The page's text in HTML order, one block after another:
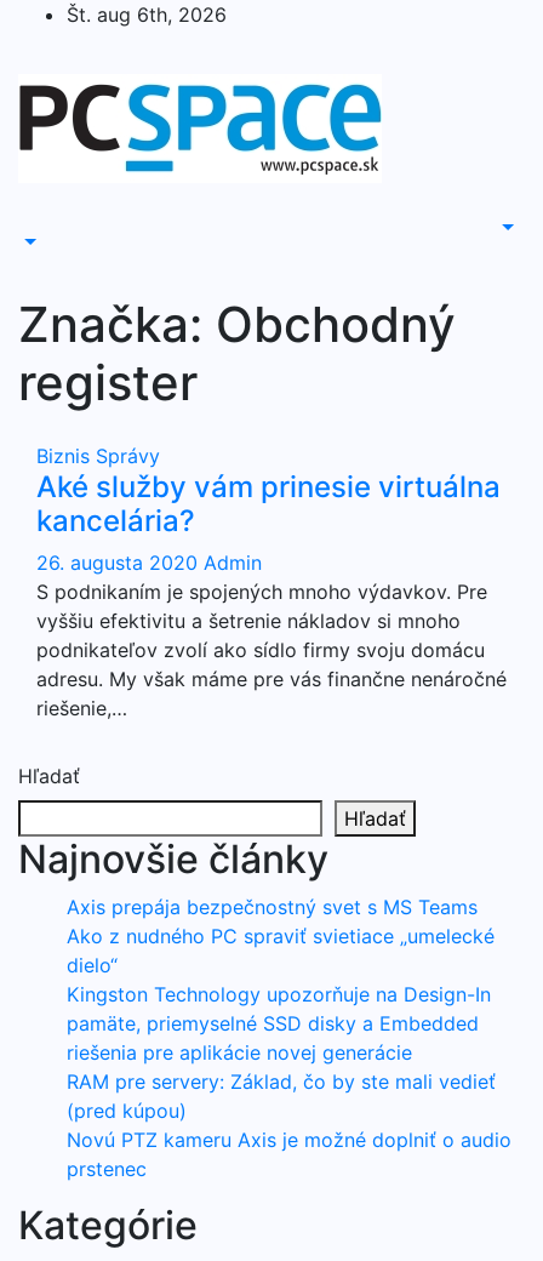
Št. aug 6th, 2026
Značka: Obchodný
register
Biznis Správy
Aké služby vám prinesie virtuálna
kancelária?
26. augusta 2020 Admin
S podnikaním je spojených mnoho výdavkov. Pre
vyššiu efektivitu a šetrenie nákladov si mnoho
podnikateľov zvolí ako sídlo firmy svoju domácu
adresu. My však máme pre vás finančne nenáročné
riešenie,…
Hľadať
Hľadať
Najnovšie články
Axis prepája bezpečnostný svet s MS Teams
Ako z nudného PC spraviť svietiace „umelecké
dielo“
Kingston Technology upozorňuje na Design-In
pamäte, priemyselné SSD disky a Embedded
riešenia pre aplikácie novej generácie
RAM pre servery: Základ, čo by ste mali vedieť
(pred kúpou)
Novú PTZ kameru Axis je možné doplniť o audio
prstenec
Kategórie